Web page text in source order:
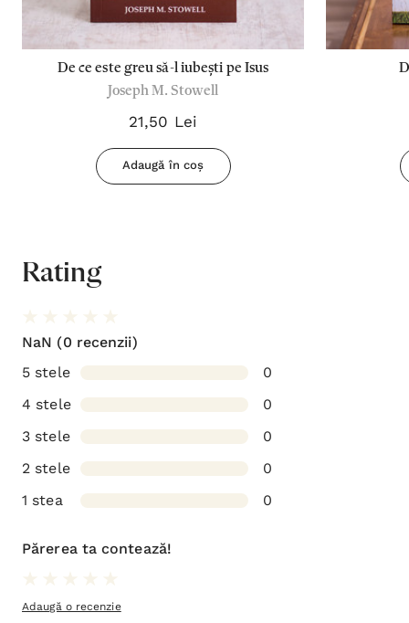
De ce este greu să-l iubești pe Isus
Joseph M. Stowell
21,50 Lei
Adaugă în coș
Rating
NaN (0 recenzii)
5 stele
0
4 stele
0
3 stele
0
2 stele
0
1 stea
0
Părerea ta contează!
Adaugă o recenzie